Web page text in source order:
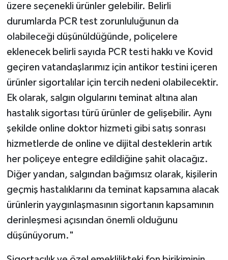
üzere seçenekli ürünler gelebilir. Belirli
durumlarda PCR test zorunluluğunun da
olabileceği düşünüldüğünde, poliçelere
eklenecek belirli sayıda PCR testi hakkı ve Kovid
geçiren vatandaşlarımız için antikor testini içeren
ürünler sigortalılar için tercih nedeni olabilecektir.
Ek olarak, salgın olgularını teminat altına alan
hastalık sigortası türü ürünler de gelişebilir. Aynı
şekilde online doktor hizmeti gibi satış sonrası
hizmetlerde de online ve dijital desteklerin artık
her poliçeye entegre edildiğine şahit olacağız.
Diğer yandan, salgından bağımsız olarak, kişilerin
geçmiş hastalıklarını da teminat kapsamına alacak
ürünlerin yaygınlaşmasının sigortanın kapsamının
derinleşmesi açısından önemli olduğunu
düşünüyorum."